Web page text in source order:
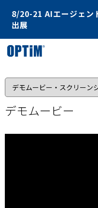
8/20-21 AIエージェン
出展
デモムービー